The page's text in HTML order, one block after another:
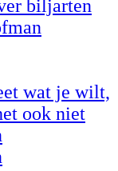
biljarten
wat je wilt,
ook niet